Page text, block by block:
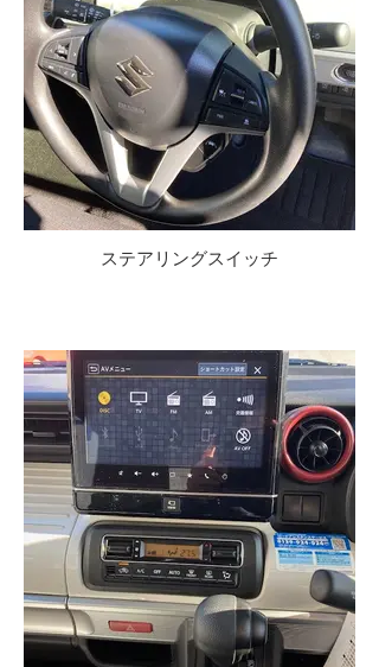
ステアリングスイッチ